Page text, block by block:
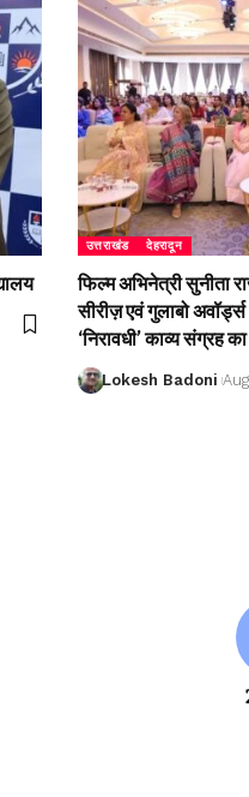
उत्तराखंड देहरादून
फिल्म अभिनेत्री सुनीता
सीरीज़ एवं गुलाबो
‘निरावधी’ काव्य संग्रह
Lokesh Badoni